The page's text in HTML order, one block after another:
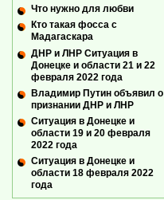
Что нужно для любви
Кто такая фосса с
Мадагаскара
ДНР и ЛНР Ситуация в
Донецке и области 21 и 22
февраля 2022 года
Владимир Путин объявил о
признании ДНР и ЛНР
Ситуация в Донецке и
области 19 и 20 февраля
2022 года
Ситуация в Донецке и
области 18 февраля 2022
года